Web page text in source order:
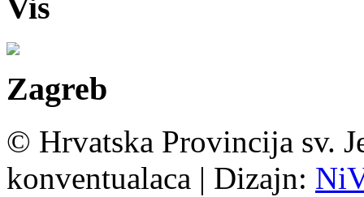
Vis
Zagreb
© Hrvatska Provincija sv.
konventualaca | Dizajn: